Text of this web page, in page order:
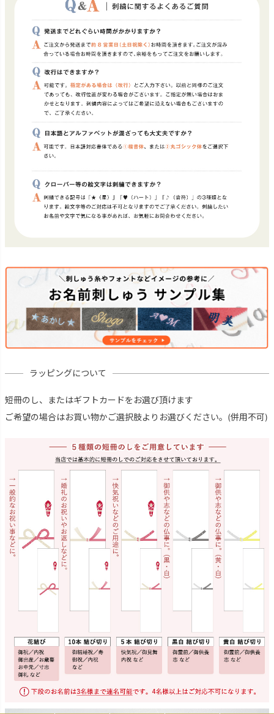
ラッピングについて
短冊のし、またはギフトカードをお選び頂けます
ご希望の場合はお買い物かご選択肢よりお選びください。(併用不可)